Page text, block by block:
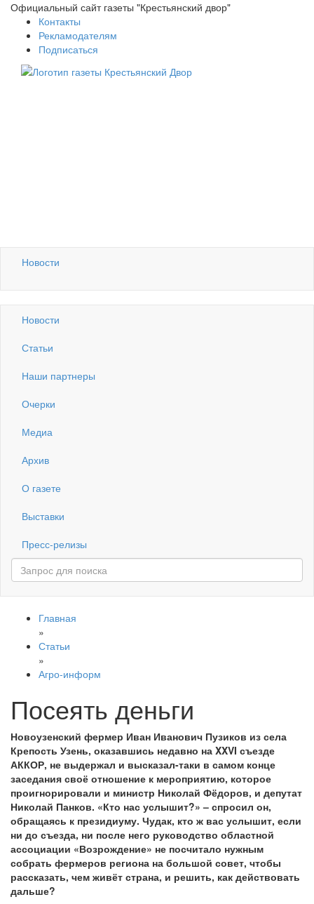
Официальный сайт газеты "Крестьянский двор"
Контакты
Рекламодателям
Подписаться
Новости
Новости
Статьи
Наши партнеры
Очерки
Медиа
Архив
О газете
Выставки
Пресс-релизы
Главная
»
Статьи
»
Агро-информ
Посеять деньги
Новоузенский фермер Иван Иванович Пузиков из села
Крепость Узень, оказавшись недавно на XXVI съезде
АККОР, не выдержал и высказал-таки в самом конце
заседания своё отношение к мероприятию, которое
проигнорировали и министр Николай Фёдоров, и депутат
Николай Панков. «Кто нас услышит?» – спросил он,
обращаясь к президиуму. Чудак, кто ж вас услышит, если
ни до съезда, ни после него руководство областной
ассоциации «Возрождение» не посчитало нужным
собрать фермеров региона на большой совет, чтобы
рассказать, чем живёт страна, и решить, как действовать
дальше?